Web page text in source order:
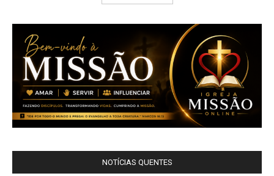
NOTÍCIAS QUENTES